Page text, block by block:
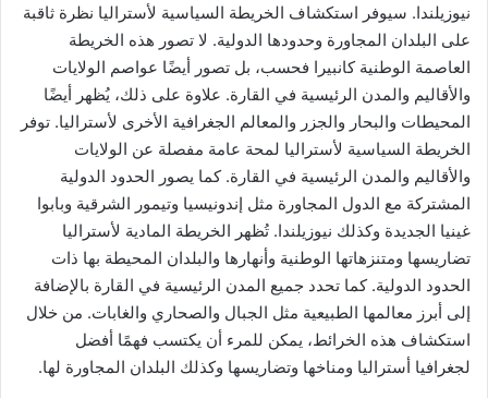
نيوزيلندا. سيوفر استكشاف الخريطة السياسية لأستراليا نظرة ثاقبة
على البلدان المجاورة وحدودها الدولية. لا تصور هذه الخريطة
العاصمة الوطنية كانبيرا فحسب، بل تصور أيضًا عواصم الولايات
والأقاليم والمدن الرئيسية في القارة. علاوة على ذلك، يُظهر أيضًا
المحيطات والبحار والجزر والمعالم الجغرافية الأخرى لأستراليا. توفر
الخريطة السياسية لأستراليا لمحة عامة مفصلة عن الولايات
والأقاليم والمدن الرئيسية في القارة. كما يصور الحدود الدولية
المشتركة مع الدول المجاورة مثل إندونيسيا وتيمور الشرقية وبابوا
غينيا الجديدة وكذلك نيوزيلندا. تُظهر الخريطة المادية لأستراليا
تضاريسها ومتنزهاتها الوطنية وأنهارها والبلدان المحيطة بها ذات
الحدود الدولية. كما تحدد جميع المدن الرئيسية في القارة بالإضافة
إلى أبرز معالمها الطبيعية مثل الجبال والصحاري والغابات. من خلال
استكشاف هذه الخرائط، يمكن للمرء أن يكتسب فهمًا أفضل
لجغرافيا أستراليا ومناخها وتضاريسها وكذلك البلدان المجاورة لها.